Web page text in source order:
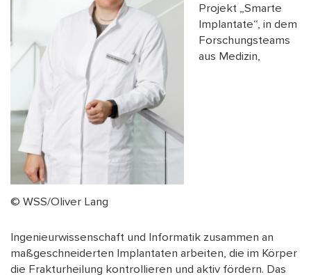
© WSS/Oliver Lang
Projekt „Smarte
Implantate“, in dem
Forschungsteams
aus Medizin,
Ingenieurwissenschaft und Informatik zusammen an
maßgeschneiderten Implantaten arbeiten, die im Körper
die Frakturheilung kontrollieren und aktiv fördern. Das